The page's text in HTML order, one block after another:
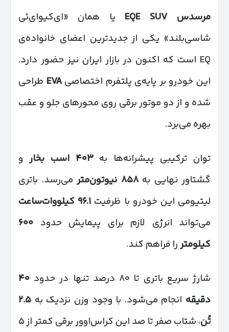
مرسدس EQE SUV
یا همان «ای‌کیو‌ای‌ئی
شاسی‌بلند» یکی از جدیدترین اعضای خانواده‌ی
EQ است که اکنون در بازار ایران نیز حضور دارد.
این خودرو بر پایه‌ی پلتفرم اختصاصیEVA طراحی
شده و از دو موتور برقی روی محورهای جلو و عقب
بهره می‌برد.
توان ترکیبی پیشرانه‌ها به۴۰۳ اسب بخار و
گشتاور نهایی به۸۵۸ نیوتون‌متر می‌رسد. باتری
لیتیومی این خودرو با ظرفیت ۹۶.۱ کیلووات‌ساعت
می‌تواند انرژی لازم برای پیمایش حدود ۶۰۰
کیلومتررا فراهم کند.
شارژ سریع باتری تا ۸۰ درصد تنها در حدود
۴۰
دقیقه انجام می‌شود. با وجود وزن نزدیک به ۲.۵
تُن
، شتاب صفر تا صد این کراس‌اوور برقی کمتر از ۵